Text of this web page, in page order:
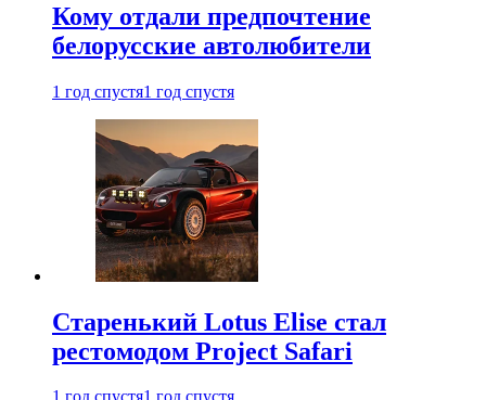
Кому отдали предпочтение
белорусские автолюбители
1 год спустя1 год спустя
Старенький Lotus Elise стал
рестомодом Project Safari